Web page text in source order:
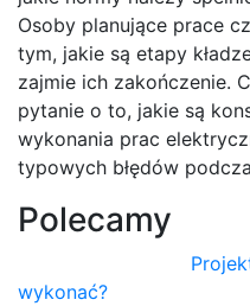
Osoby planujące prace
tym, jakie są etapy
zajmie ich zakończenie.
pytanie o to, jakie są
wykonania prac
typowych błędów
Polecamy
wykonać?